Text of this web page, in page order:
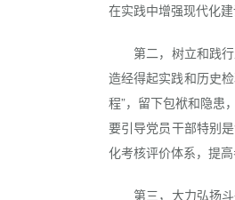
在实践中增强现代化建
第二，树立和践行
造经得起实践和历史
程”，留下包袱和隐患
要引导党员干部特别
化考核评价体系，提
第三，大力弘扬斗